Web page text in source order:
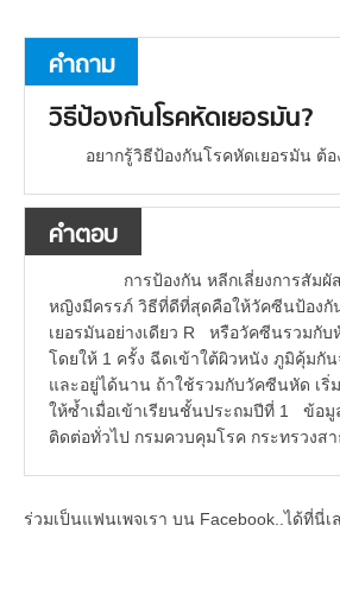
คำถาม
วิธีป้องกันโรคหัดเยอรมัน?
อยากรู้วิธีป้องกันโรคหัดเยอรมัน ต้อ
คำตอบ
การป้องกัน หลีกเลี่ยงการสัมผัส
หญิงมีครรภ์ วิธีที่ดีที่สุดคือให้วัคซีนป้อง
เยอรมันอย่างเดียว R หรือวัคซีนรวมกับ
โดยให้ 1 ครั้ง ฉีดเข้าใต้ผิวหนัง ภูมิคุ้มกั
และอยู่ได้นาน ถ้าใช้รวมกับวัคซีนหัด เริ่
ให้ซ้ำเมื่อเข้าเรียนชั้นประถมปีที่ 1 ข้อมู
ติดต่อทั่วไป กรมควบคุมโรค กระทรวงส
ร่วมเป็นแฟนเพจเรา บน Facebook..ได้ที่นี่เ